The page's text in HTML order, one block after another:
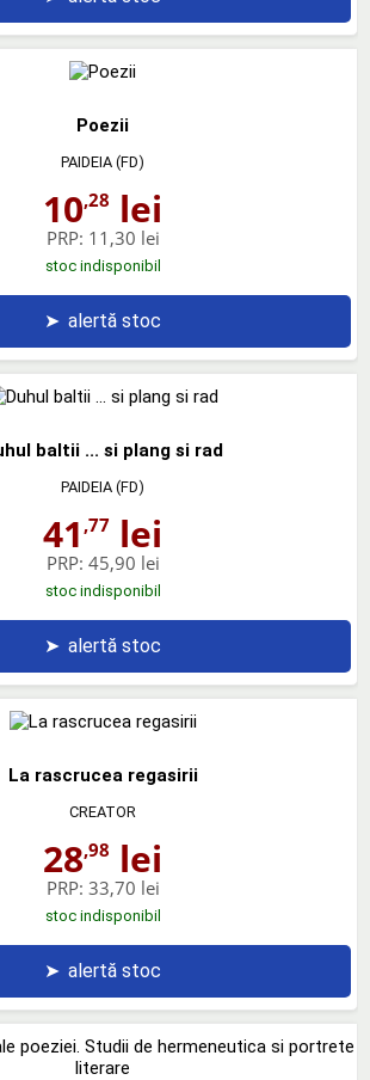
Poezii
PAIDEIA (FD)
10,28 lei
PRP: 11,30 lei
stoc indisponibil
➤ alertă stoc
baltii ... si plang si rad
PAIDEIA (FD)
41 ,77 lei
PRP: 45,90 lei
stoc indisponibil
➤ alertă stoc
La rascrucea regasirii
CREATOR
28,98 lei
PRP: 33,70 lei
stoc indisponibil
➤ alertă stoc